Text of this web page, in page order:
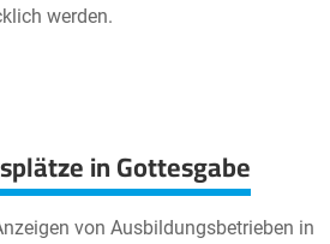
werden.
in Gottesgabe
von Ausbildungsbetrieben in